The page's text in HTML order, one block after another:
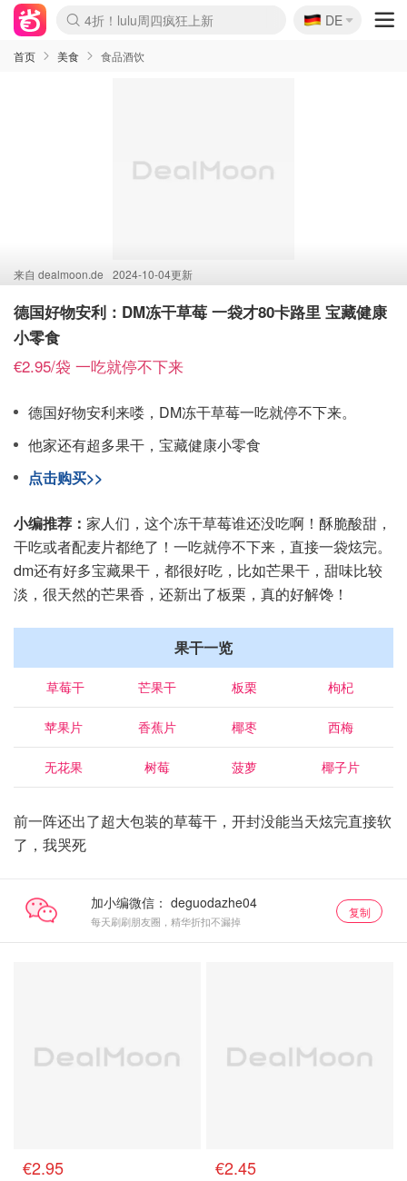
Boticinal 夏促开抢！
4折！lulu周四疯狂上新
还没结束！&OtherStories大促
Joybuy变相75折 随时失效
速领！Stanley独家85折
疑似霸哥！Camper额外叠85折
Zalando 奥莱闪促！每日更新
Moncler反季囤！5折起+叠9折
Coach Brooklyn仅€192
🇩🇪
DE
首页 美食 食品酒饮
来自 dealmoon.de 2024-10-04更新
德国好物安利：DM冻干草莓 一袋才80卡路里 宝藏健康
小零食
€2.95/袋 一吃就停不下来
德国好物安利来喽，DM冻干草莓一吃就停不下来。
他家还有超多果干，宝藏健康小零食
点击购买>>
小编推荐： 家人们，这个冻干草莓谁还没吃啊！酥脆酸甜，
干吃或者配麦片都绝了！一吃就停不下来，直接一袋炫完。
dm还有好多宝藏果干，都很好吃，比如芒果干，甜味比较
淡，很天然的芒果香，还新出了板栗，真的好解馋！
果干一览
草莓干 芒果干 板栗 枸杞
苹果片 香蕉片 椰枣 西梅
无花果 树莓 菠萝 椰子片
前一阵还出了超大包装的草莓干，开封没能当天炫完直接软
了，我哭死
加小编微信：
每天刷刷朋友圈，精华折扣不漏掉
复制
€2.95 €2.45